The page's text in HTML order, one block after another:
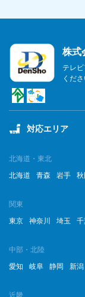
株式
テレ
くださ
対応エリア
北海道・東北
北海道
青森 岩手 秋
関東
東京
神奈川 埼玉
中部・北陸
愛知
岐阜 静岡 新潟
近畿